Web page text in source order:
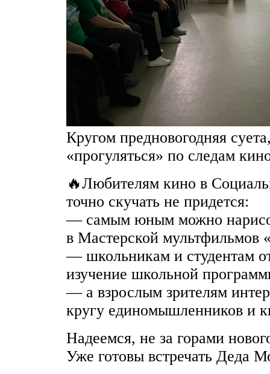
Кругом предновогодняя
«прогуляться» по следам
🔥Любителям кино в
точно скучать не придется:
— самым юным можно
в Мастерской мультфильмов
— школьникам и студентам
изучение школьной
— а взрослым зрителям
кругу единомышленников и
Надеемся, не за горами
Уже готовы встречать Деда